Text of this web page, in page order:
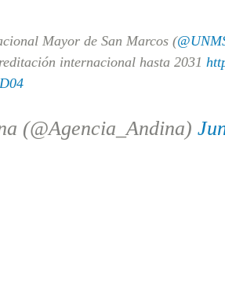
Mayor de San Marcos (
internacional hasta 2031
(@Agencia_Andina)